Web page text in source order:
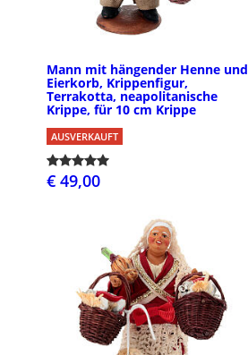
Mann mit hängender Henne und
Eierkorb, Krippenfigur,
Terrakotta, neapolitanische
Krippe, für 10 cm Krippe
AUSVERKAUFT
€ 49,00